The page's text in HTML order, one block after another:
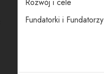
Rozwój i cele
Fundatorki i Fundatorzy